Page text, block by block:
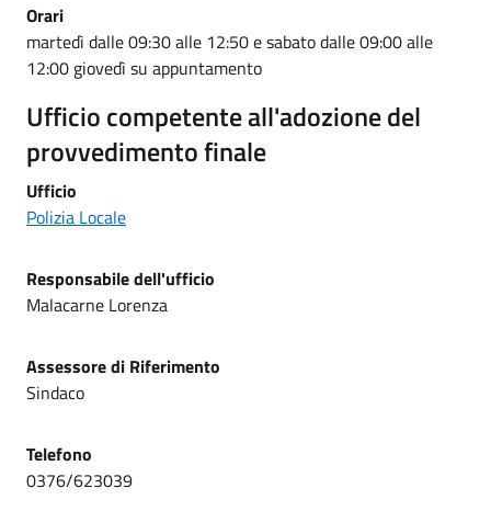
Orari
martedì dalle 09:30 alle 12:50 e sabato dalle 09:00 alle
12:00 giovedì su appuntamento
Ufficio competente all'adozione del
provvedimento finale
Ufficio
Polizia Locale
Responsabile dell'ufficio
Malacarne Lorenza
Assessoredi Riferimento
Sindaco
Telefono
0376/623039